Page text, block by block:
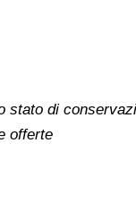
stato di
offerte